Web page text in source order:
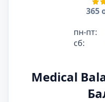
365
пн-пт:
сб:
Medical